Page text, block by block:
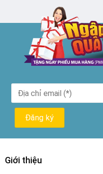
Giới thiệu